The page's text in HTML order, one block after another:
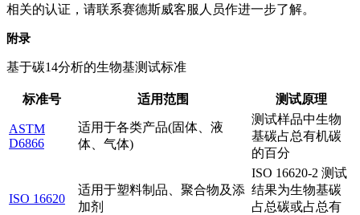
相关的认证，请联系赛德斯威客服人员作进一步了解。
附录
基于碳14分析的生物基测试标准
标准号 适用范围 测试原理
ASTM
D6866
适用于各类产品(固体、液
体、气体)
测试样品中生物
基碳占总有机碳
的百分
ISO 16620
适用于塑料制品、聚合物及添
加剂
ISO 16620-2 测试
结果为生物基碳
占总碳或占总有